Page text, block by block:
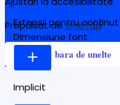
Propulsat deOneTap
Ascunde bara de unelte
Extensii pentru conținut
Dimensiune font
Implicit